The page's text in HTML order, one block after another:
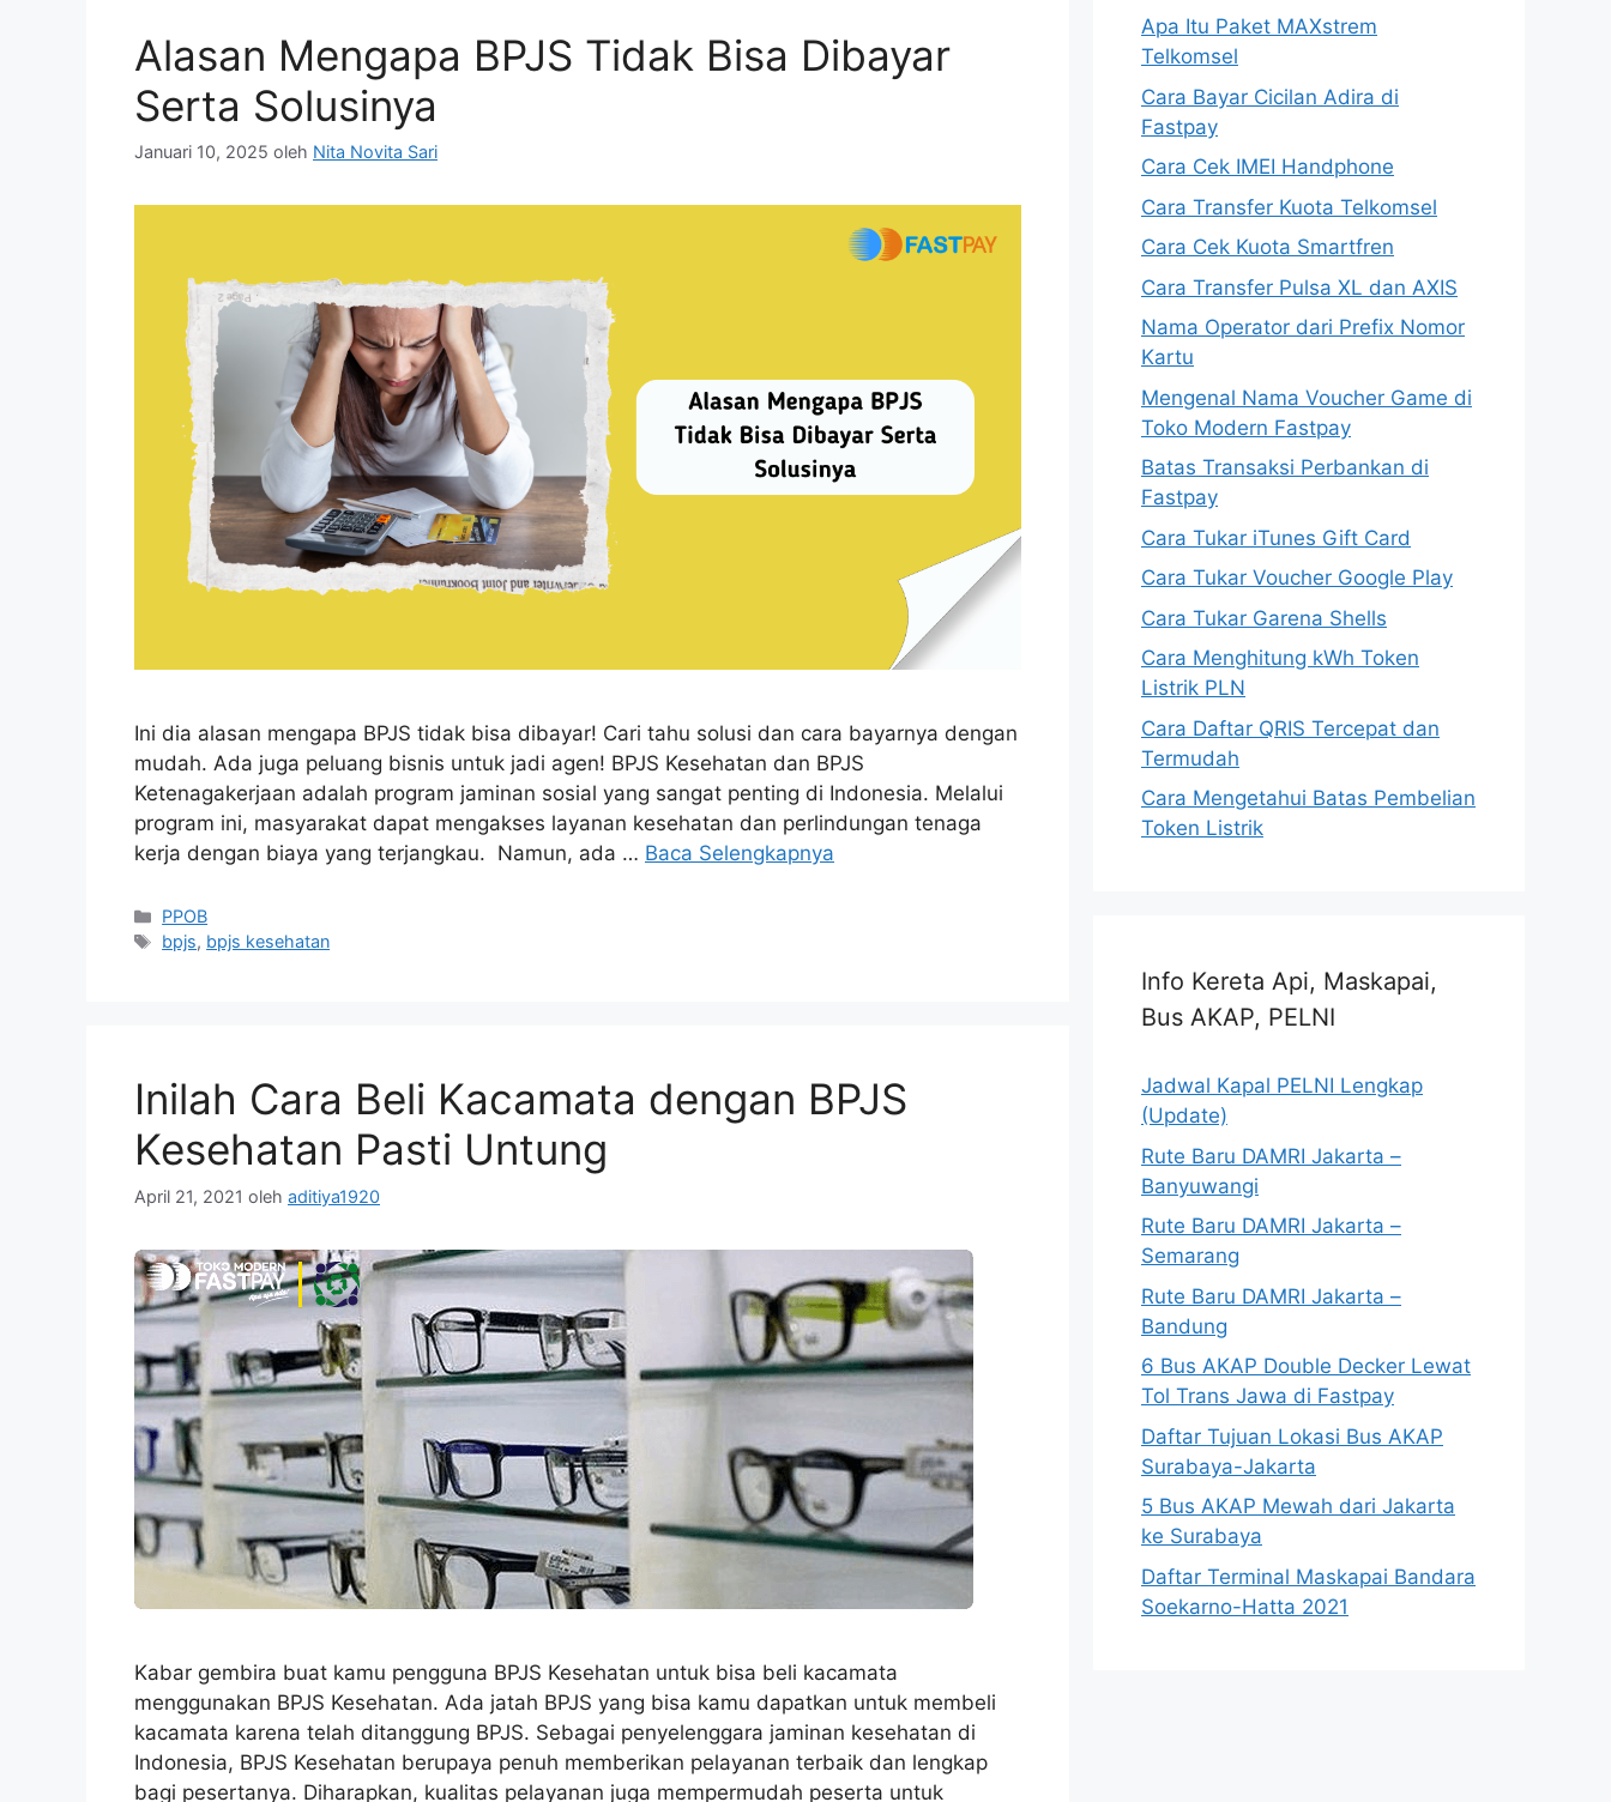
Alasan Mengapa BPJS Tidak Bisa Dibayar
Serta Solusinya
Januari 10, 2025 oleh Nita Novita Sari
Ini dia alasan mengapa BPJS tidak bisa dibayar! Cari tahu solusi dan cara bayarnya dengan
mudah. Ada juga peluang bisnis untuk jadi agen! BPJS Kesehatan dan BPJS
Ketenagakerjaan adalah program jaminan sosial yang sangat penting di Indonesia. Melalui
program ini, masyarakat dapat mengakses layanan kesehatan dan perlindungan tenaga
kerja dengan biaya yang terjangkau. Namun, ada … Baca Selengkapnya
PPOB
bpjs, bpjs kesehatan
Inilah Cara Beli Kacamata dengan BPJS
Kesehatan Pasti Untung
April 21, 2021 oleh aditiya1920
Kabar gembira buat kamu pengguna BPJS Kesehatan untuk bisa beli kacamata
menggunakan BPJS Kesehatan. Ada jatah BPJS yang bisa kamu dapatkan untuk membeli
kacamata karena telah ditanggung BPJS. Sebagai penyelenggara jaminan kesehatan di
Indonesia, BPJS Kesehatan berupaya penuh memberikan pelayanan terbaik dan lengkap
bagi pesertanya. Diharapkan, kualitas pelayanan juga mempermudah peserta untuk
Apa Itu Paket MAXstrem
Telkomsel
Cara Bayar Cicilan Adira di
Fastpay
Cara Cek IMEI Handphone
Cara Transfer Kuota Telkomsel
Cara Cek Kuota Smartfren
Cara Transfer Pulsa XL dan AXIS
Nama Operator dari Prefix Nomor
Kartu
Mengenal Nama Voucher Game di
Toko Modern Fastpay
Batas Transaksi Perbankan di
Fastpay
Cara Tukar iTunes Gift Card
Cara Tukar Voucher Google Play
Cara Tukar Garena Shells
Cara Menghitung kWh Token
Listrik PLN
Cara Daftar QRIS Tercepat dan
Termudah
Cara Mengetahui Batas Pembelian
Token Listrik
Info Kereta Api, Maskapai,
Bus AKAP, PELNI
Jadwal Kapal PELNI Lengkap
(Update)
Rute Baru DAMRI Jakarta –
Banyuwangi
Rute Baru DAMRI Jakarta –
Semarang
Rute Baru DAMRI Jakarta –
Bandung
6 Bus AKAP Double Decker Lewat
Tol Trans Jawa di Fastpay
Daftar Tujuan Lokasi Bus AKAP
Surabaya-Jakarta
5 Bus AKAP Mewah dari Jakarta
ke Surabaya
Daftar Terminal Maskapai Bandara
Soekarno-Hatta 2021